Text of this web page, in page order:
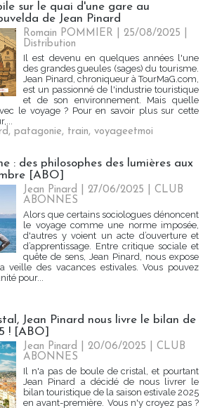
sur le quai d'une gare au
de Jean Pinard
Romain POMMIER | 25/08/2025
Distribution
Il est devenu en quelques années l'une
des grandes gueules (sages) du tourisme.
Jean Pinard, chroniqueur à TourMaG.com,
est un passionné de l'industrie touristique
et de son environnement. Mais quelle
le voyage ? Pour en savoir plus sur cette
, patagonie, train, voyageetmoi
: des philosophes des lumières aux
[ABO]
Jean Pinard | 27/06/2025 |CLUB
ABONNES
Alors que certains sociologues dénoncent
le voyage comme une norme imposée,
d'autres y voient un acte d’ouverture et
d’apprentissage. Entre critique sociale et
quête de sens, Jean Pinard, nous expose
des vacances estivales. Vous pouvez
pour...
Jean Pinard nous livre le bilan de
! [ABO]
Jean Pinard | 20/06/2025 |CLUB
ABONNES
Il n'a pas de boule de cristal, et pourtant
Jean Pinard a décidé de nous livrer le
bilan touristique de la saison estivale 2025
en avant-première. Vous n'y croyez pas ?